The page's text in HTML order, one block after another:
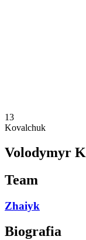
13
Kovalchuk
Volodymyr
Team
Zhaiyk
Biografia